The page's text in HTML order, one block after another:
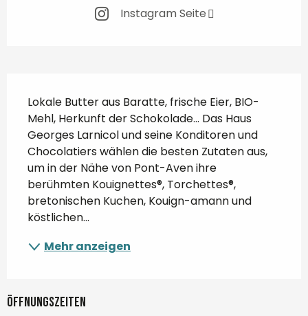
Instagram Seite
Lokale Butter aus Baratte, frische Eier, BIO-
Mehl, Herkunft der Schokolade... Das Haus
Georges Larnicol und seine Konditoren und
Chocolatiers wählen die besten Zutaten aus,
um in der Nähe von Pont-Aven ihre
berühmten Kouignettes®, Torchettes®,
bretonischen Kuchen, Kouign-amann und
köstlichen...
Mehr anzeigen
Öffnungszeiten